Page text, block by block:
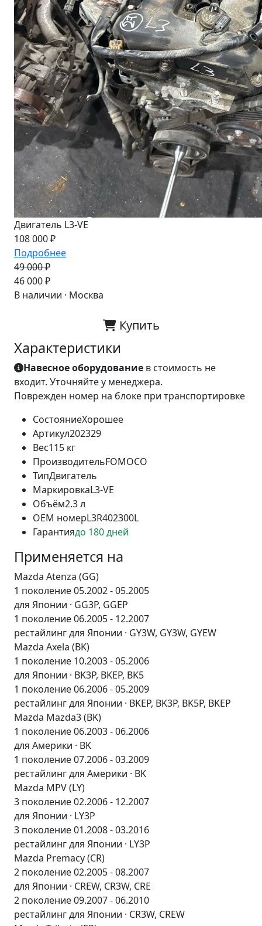
Двигатель L3-VE
108 000 ₽
Подробнее
49 000 ₽
46 000 ₽
В наличии · Москва
Купить
Характеристики
Навесное оборудование в стоимость не
входит. Уточняйте у менеджера.
Поврежден номер на блоке при транспортировке
СостояниеХорошее
Артикул202329
Вес115 кг
ПроизводительFOMOCO
ТипДвигатель
МаркировкаL3-VE
Объём2.3 л
OEM номерL3R402300L
Гарантиядо 180 дней
Применяется на
Mazda Atenza (GG)
1 поколение 05.2002 - 05.2005
для Японии · GG3P, GGEP
1 поколение 06.2005 - 12.2007
рестайлинг для Японии · GY3W, GY3W, GYEW
Mazda Axela (BK)
1 поколение 10.2003 - 05.2006
для Японии · BK3P, BKEP, BK5
1 поколение 06.2006 - 05.2009
рестайлинг для Японии · BKEP, BK3P, BK5P, BKEP
Mazda Mazda3 (BK)
1 поколение 06.2003 - 06.2006
для Америки · BK
1 поколение 07.2006 - 03.2009
рестайлинг для Америки · BK
Mazda MPV (LY)
3 поколение 02.2006 - 12.2007
для Японии · LY3P
3 поколение 01.2008 - 03.2016
рестайлинг для Японии · LY3P
Mazda Premacy (CR)
2 поколение 02.2005 - 08.2007
для Японии · CREW, CR3W, CRE
2 поколение 09.2007 - 06.2010
рестайлинг для Японии · CR3W, CREW